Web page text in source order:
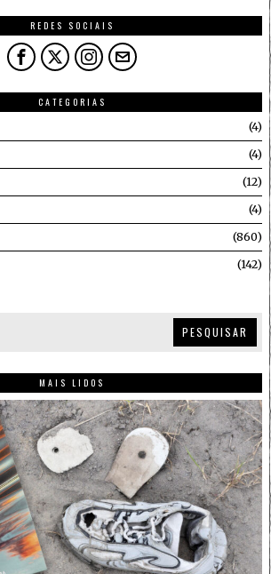
REDES SOCIAIS
CATEGORIAS
4
4
12
4
860
142
PESQUISAR
MAIS LIDOS